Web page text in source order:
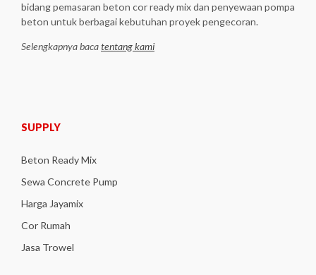
bidang pemasaran beton cor ready mix dan penyewaan pompa
beton untuk berbagai kebutuhan proyek pengecoran.
Selengkapnya bacatentang kami
SUPPLY
Beton Ready Mix
Sewa Concrete Pump
Harga Jayamix
Cor Rumah
Jasa Trowel